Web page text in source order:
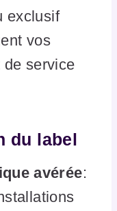
exclusif
vos
service
du label
avérée: